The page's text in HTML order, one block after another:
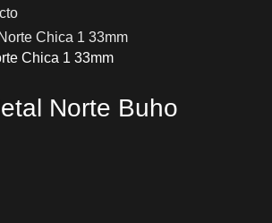
Chica 1 33mm
Norte Buho